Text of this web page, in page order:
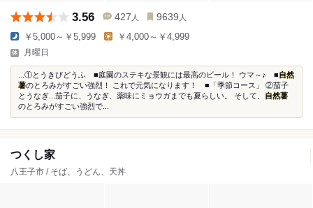
3.56 427 人 9639 人
￥5,000～￥5,999 ￥4,000～￥4,999
月曜日
...①とうきびどうふ ■庭園のステキな景観には最高のビール！ ウマ～♪ ■自然
薯のとろみがすごい強烈！ これで元気になります！ ■「季節コース」 ②茄子
とうなぎ...茄子に、うなぎ、薬味にミョウガまでも夏らしい。 そして、 自然薯
のとろみがすごい強烈で...
つくし家
八王子市 / そば、うどん、天丼